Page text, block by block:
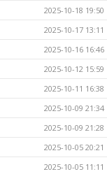
2025-10-18 19:50
2025-10-17 13:11
2025-10-16 16:46
2025-10-12 15:59
2025-10-11 16:38
2025-10-09 21:34
2025-10-09 21:28
2025-10-05 20:21
2025-10-05 11:11